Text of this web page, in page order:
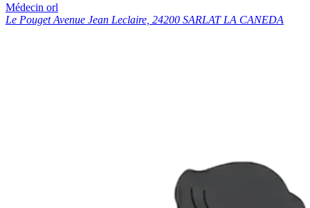
Médecin orl
Le Pouget Avenue Jean Leclaire, 24200 SARLAT LA CANEDA